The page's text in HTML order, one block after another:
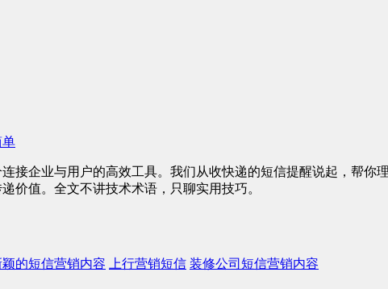
单
接企业与用户的高效工具。我们从收快递的短信提醒说起，帮
价值。全文不讲技术术语，只聊实用技巧。
颖的短信营销内容 上行营销短信 装修公司短信营销内容